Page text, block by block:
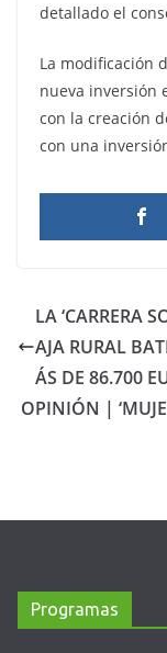
detallado el
La modificación
nueva inversión
con la creación
con una
LA ‘CARRERA
AJA RURAL
ÁS DE 86.700
OPINIÓN |
Programas